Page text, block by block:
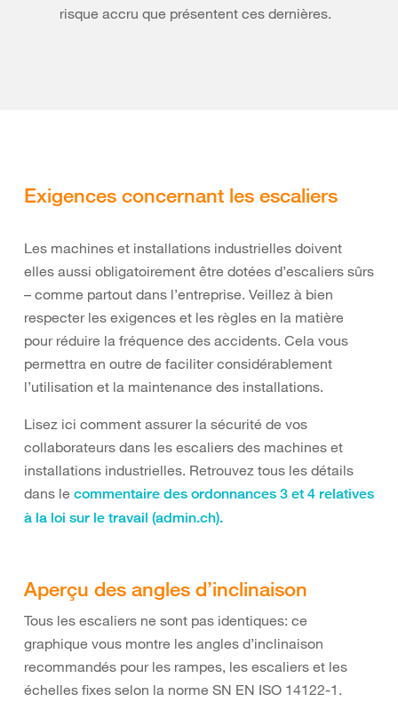
risque accru que présentent ces dernières.
Exigences concernant les escaliers
Les machines et installations industrielles doivent
elles aussi obligatoirement être dotées d’escaliers sûrs
– comme partout dans l’entreprise. Veillez à bien
respecter les exigences et les règles en la matière
pour réduire la fréquence des accidents. Cela vous
permettra en outre de faciliter considérablement
l’utilisation et la maintenance des installations.
Lisez ici comment assurer la sécurité de vos
collaborateurs dans les escaliers des machines et
installations industrielles. Retrouvez tous les détails
dans le commentaire des ordonnances 3 et 4 relatives
à la loi sur le travail (admin.ch).
Aperçu des angles d’inclinaison
Tous les escaliers ne sont pas identiques: ce
graphique vous montre les angles d’inclinaison
recommandés pour les rampes, les escaliers et les
échelles fixes selon la norme SN EN ISO 14122-1.